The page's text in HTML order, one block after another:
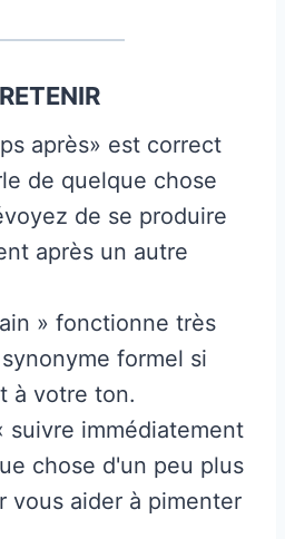
après» est correct
de quelque chose
de se produire
après un autre
» fonctionne très
formel si
à votre ton.
suivre immédiatement
chose d'un peu plus
vous aider à pimenter